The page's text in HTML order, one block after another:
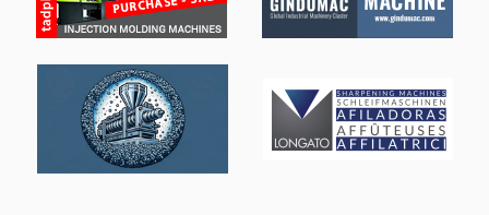
Frezarka Na Portalu
Frezarki Do Miniwczepów
Frezy Do Drewna
Frezy Do Dużych Prędkości